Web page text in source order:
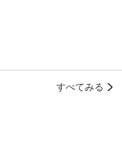
すべてみる